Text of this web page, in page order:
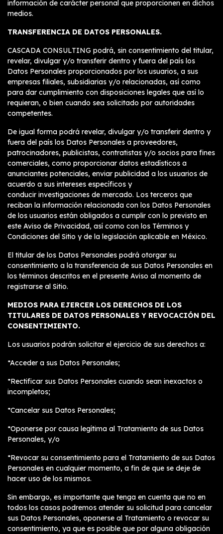
información de carácter personal que proporcionen en dichos
medios.
TRANSFERENCIA DE DATOS PERSONALES.
CASCADA CONSULTING podrá, sin consentimiento del titular,
revelar, divulgar y/o transferir dentro y fuera del país los
Datos Personales proporcionados por los usuarios, a sus
empresas filiales, subsidiarias y/o relacionadas, así como
para dar cumplimiento con disposiciones legales que así lo
requieran, o bien cuando sea solicitado por autoridades
competentes.
De igual forma podrá revelar, divulgar y/o transferir dentro y
fuera del país los Datos Personales a proveedores,
patrocinadores, publicistas, contratistas y/o socios para fines
comerciales, como proporcionar datos estadísticos a
anunciantes potenciales, enviar publicidad a los usuarios de
acuerdo a sus intereses específicos y
conducir investigaciones de mercado. Los terceros que
reciban la información relacionada con los Datos Personales
de los usuarios están obligados a cumplir con lo previsto en
este Aviso de Privacidad, así como con los Términos y
Condiciones del Sitio y de la legislación aplicable en México.
El titular de los Datos Personales podrá otorgar su
consentimiento a la transferencia de sus Datos Personales en
los términos descritos en el presente Aviso al momento de
registrarse al Sitio.
MEDIOS PARA EJERCER LOS DERECHOS DE LOS
TITULARES DE DATOS PERSONALES Y REVOCACIÓN DEL
CONSENTIMIENTO.
Los usuarios podrán solicitar el ejercicio de sus derechos a:
*Acceder a sus Datos Personales;
*Rectificar sus Datos Personales cuando sean inexactos o
incompletos;
*Cancelar sus Datos Personales;
*Oponerse por causa legítima al Tratamiento de sus Datos
Personales, y/o
*Revocar su consentimiento para el Tratamiento de sus Datos
Personales en cualquier momento, a fin de que se deje de
hacer uso de los mismos.
Sin embargo, es importante que tenga en cuenta que no en
todos los casos podremos atender su solicitud para cancelar
sus Datos Personales, oponerse al Tratamiento o revocar su
consentimiento, ya que es posible que por alguna obligación